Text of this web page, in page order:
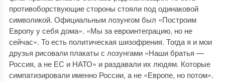
противоборствующие стороны стояли под одинаковой
символикой. Официальным лозунгом был «Построим
Европу у себя дома». «Мы за евроинтеграцию, но не
сейчас». То есть политическая шизофрения. Тогда я и мои
друзья рисовали плакаты с лозунгами «Наши братья —
Россия, а не ЕС и НАТО» и раздавали их людям. Которые
симпатизировали именно России, а не «Европе, но потом».